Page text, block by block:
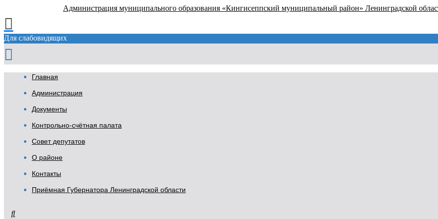
Администрация муниципального образования «Кингисеппский муниципальный район» Ленинградской
Для слабовидящих
Главная
Администрация
Документы
Контрольно-счётная палата
Совет депутатов
О районе
Контакты
Приёмная Губернатора Ленинградской области